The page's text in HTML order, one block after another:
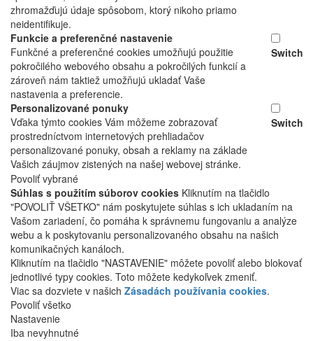
zhromažďujú údaje spôsobom, ktorý nikoho priamo
neidentifikuje.
Funkcie a preferenčné nastavenie
Funkčné a preferenčné cookies umožňujú použitie
pokročilého webového obsahu a pokročilých funkcií a
zároveň nám taktiež umožňujú ukladať Vaše
nastavenia a preferencie.
Switch
Personalizované ponuky
Vďaka týmto cookies Vám môžeme zobrazovať
prostredníctvom internetových prehliadačov
personalizované ponuky, obsah a reklamy na základe
Vašich záujmov zistených na našej webovej stránke.
Switch
Povoliť vybrané
Súhlas s použitím súborov cookies Kliknutím na tlačidlo
"POVOLIŤ VŠETKO" nám poskytujete súhlas s ich ukladaním na
Vašom zariadení, čo pomáha k správnemu fungovaniu a analýze
webu a k poskytovaniu personalizovaného obsahu na našich
komunikačných kanáloch.
Kliknutím na tlačidlo "NASTAVENIE" môžete povoliť alebo blokovať
jednotlivé typy cookies. Toto môžete kedykoľvek zmeniť.
Viac sa dozviete v našich Zásadách používania cookies.
Povoliť všetko
Nastavenie
Iba nevyhnutné